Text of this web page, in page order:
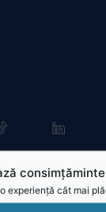
experiență cât mai